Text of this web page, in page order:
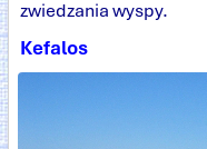
zwiedzania wyspy.
Kefalos